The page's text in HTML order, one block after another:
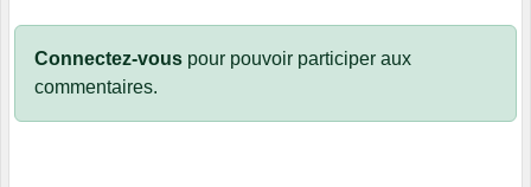
Connectez-vous pour pouvoir participer aux
commentaires.